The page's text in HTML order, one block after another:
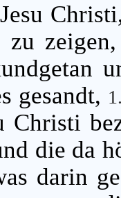
zu
gesandt,
Christi
die da
darin